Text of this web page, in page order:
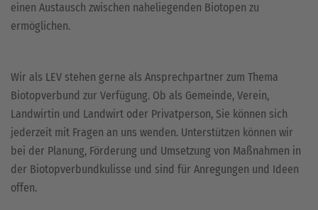
einen Austausch zwischen naheliegenden Biotopen zu
ermöglichen.
Wir als LEV stehen gerne als Ansprechpartner zum Thema
Biotopverbund zur Verfügung. Ob als Gemeinde, Verein,
Landwirtin und Landwirt oder Privatperson, Sie können sich
jederzeit mit Fragen an uns wenden. Unterstützen können wir
bei der Planung, Förderung und Umsetzung von Maßnahmen in
der Biotopverbundkulisse und sind für Anregungen und Ideen
offen.